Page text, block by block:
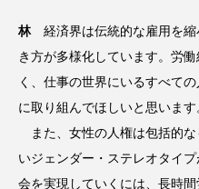
林経済界は伝統的な雇用を縮
き方が多様化しています。労
く、仕事の世界にいるすべて
に取り組んでほしいと思います
また、女性の人権は包括的
いジェンダー・ステレオタイ
会を実現していくには、長時